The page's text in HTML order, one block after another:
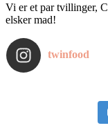
Vi er et par tvillinger,
elsker mad!
twinfood